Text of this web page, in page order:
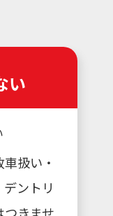
い
扱い・
ントリ
きませ